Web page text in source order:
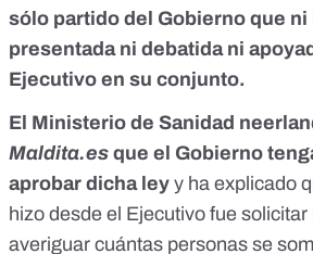
sólo partido del Gobierno que ni
presentada ni debatida ni
Ejecutivo en su conjunto.
El Ministerio de Sanidad
Maldita.es que el Gobierno
aprobar dicha ley y ha explicado
hizo desde el Ejecutivo fue
averiguar cuántas personas se